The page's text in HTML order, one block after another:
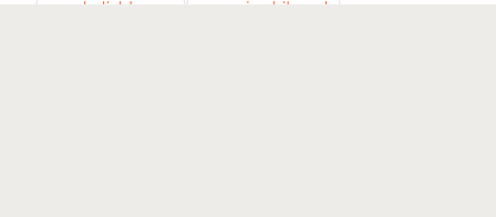
psychelicht.com
agencjawhites.pl